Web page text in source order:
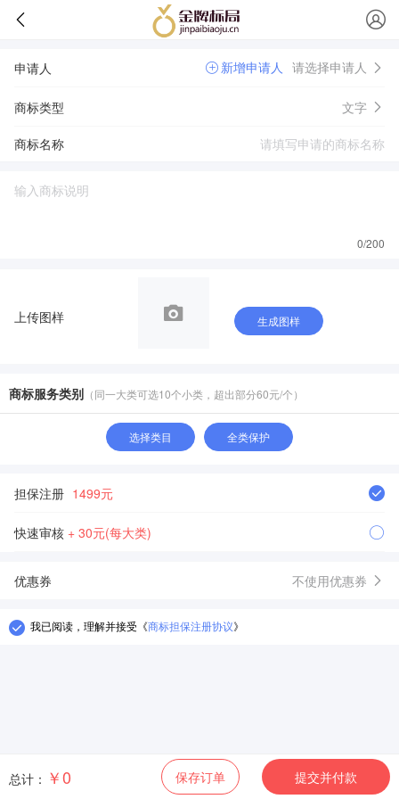
申请人 新增申请人 请选择申请人
商标类型 文字
商标名称
0/200
上传图样 生成图样
商标服务类别 （同一大类可选10个小类，超出部分60元/个）
选择类目 全类保护
担保注册 1499元
快速审核 + 30元(每大类)
优惠券 不使用优惠券
我已阅读，理解并接受 《商标担保注册协议》
总计： ￥0 保存订单 提交并付款